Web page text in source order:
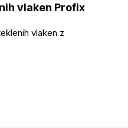
vlaken Profix
vlaken z